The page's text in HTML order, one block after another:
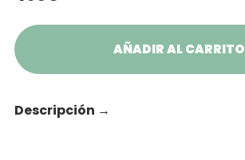
AÑADIR AL CARRITO
Descripción →